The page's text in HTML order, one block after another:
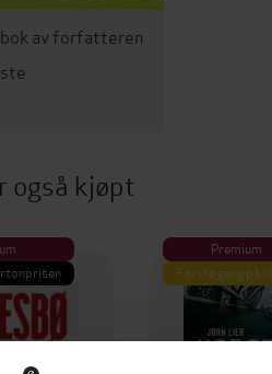
bok av forfatteren
også kjøpt
Premium
Første gang på